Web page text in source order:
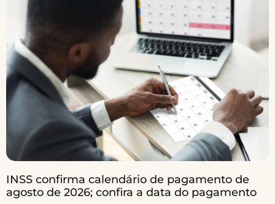
INSS confirma calendário de pagamento de
agosto de 2026; confira a data do pagamento